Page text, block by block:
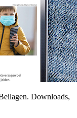
Downloads,